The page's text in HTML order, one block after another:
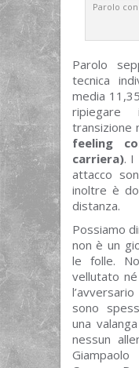
Parolo
Parolo
tecnica
media
transizione
feeling
carriera). I
attacco
inoltre è
distanza.
Possiamo
non è un
le folle.
vellutato
sono
una
nessun